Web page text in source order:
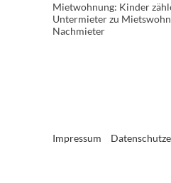
Mietwohnung: Kinder
Untermieterzu
Nachmieter
Impressum